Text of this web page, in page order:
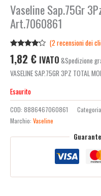
Vaseline Sap.75Gr
Art.7060861
4.00su
5 su
base di
(2 recensioni dei
1,82 € IVATO &Spedizione
VASELINE SAP.75GR 3PZ TOTAL
Esaurito
COD: 8886467060861
Marchio: Vaseline